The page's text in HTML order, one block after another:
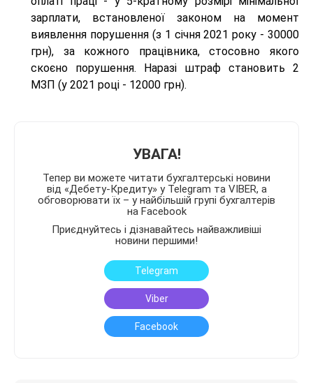
зарплати, встановленої законом на момент
виявлення порушення (з 1 січня 2021 року - 30000
грн), за кожного працівника, стосовно якого
скоєно порушення. Наразі штраф становить 2
МЗП (у 2021 році - 12000 грн).
УВАГА!
Тепер ви можете читати бухгалтерські новини
від «Дебету-Кредиту» у Telegram та VIBER, а
обговорювати їх – у найбільшій групі бухгалтерів
на Facebook
Приєднуйтесь і дізнавайтесь найважливіші
новини першими!
Telegram
Viber
Facebook